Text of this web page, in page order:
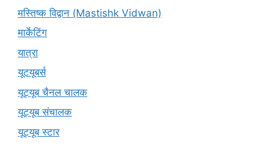
मस्तिष्क विद्वान (Mastishk Vidwan)
मार्केटिंग
यात्रा
यूटयूबर्स
यूट्यूब चैनल चालक
यूट्यूब संचालक
यूट्यूब स्टार